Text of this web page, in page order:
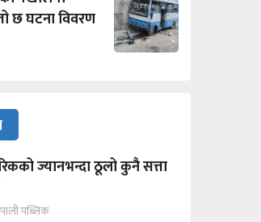
छ घटना विवरण
ज्यानभन्दा ठूलो कुनै सत्ता
पब्लिक